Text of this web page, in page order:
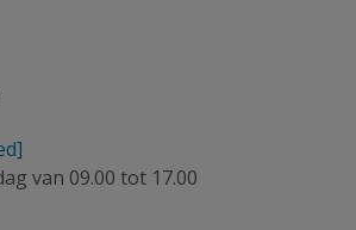
van 09.00 tot 17.00